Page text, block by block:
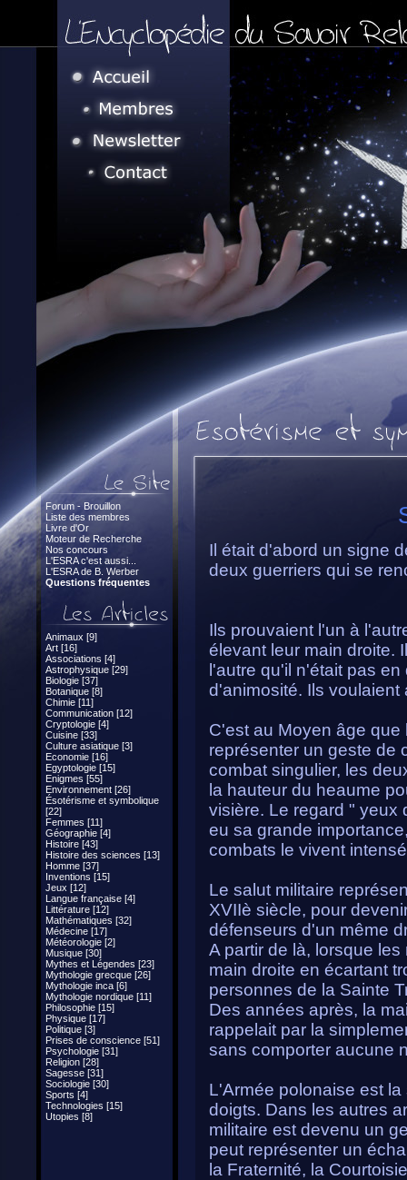
Forum - Brouillon
Liste des membres
Livre d'Or
Moteur de Recherche
Nos concours
L'ESRA c'est aussi...
L'ESRA de B. Werber
Questions fréquentes
Animaux [9]
Art [16]
Associations [4]
Astrophysique [29]
Biologie [37]
Botanique [8]
Chimie [11]
Communication [12]
Cryptologie [4]
Cuisine [33]
Culture asiatique [3]
Economie [16]
Egyptologie [15]
Enigmes [55]
Environnement [26]
Ésotérisme et symbolique
[22]
Femmes [11]
Géographie [4]
Histoire [43]
Histoire des sciences [13]
Homme [37]
Inventions [15]
Jeux [12]
Langue française [4]
Littérature [12]
Mathématiques [32]
Médecine [17]
Météorologie [2]
Musique [30]
Mythes et Légendes [23]
Mythologie grecque [26]
Mythologie inca [6]
Mythologie nordique [11]
Philosophie [15]
Physique [17]
Politique [3]
Prises de conscience [51]
Psychologie [31]
Religion [28]
Sagesse [31]
Sociologie [30]
Sports [4]
Technologies [15]
Utopies [8]
Il était d'abord un signe
deux guerriers qui se
Ils prouvaient l'un à
élevant leur main droite.
l'autre qu'il n'était pas
d'animosité. Ils voulaient
C'est au Moyen âge
représenter un geste de
combat singulier, les
la hauteur du heaume
visière. Le regard " yeux
eu sa grande
combats le vivent
Le salut militaire
XVIIè siècle, pour
défenseurs d'un même
A partir de là, lorsque
main droite en écartant
personnes de la Sainte
Des années après, la
rappelait par la
sans comporter aucune
L'Armée polonaise est
doigts. Dans les autres
militaire est devenu un
peut représenter un
la Fraternité, la